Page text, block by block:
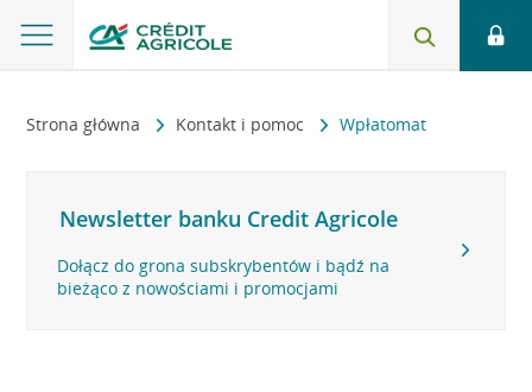
Strona główna Kontakt i pomoc Wpłatomat
Newsletter banku Credit Agricole
Dołącz do grona subskrybentów i bądź na
bieżąco z nowościami i promocjami